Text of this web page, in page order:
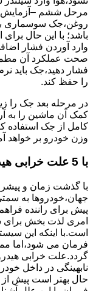
مرحل ششم –آزمایش
روغن،جک سوسماری
باشد؛ با این حال
وارد آوردن فشار
صحت عملکرد آن
فشار دهید،جک باید
را حفظ کند.
در مرحله بعد جک را
کمک آن ماشین را به
کامل از جک استفاده
وزن خودرو بر خواهد
با 5 علت خرابی هیدرولیک فرمان آشنا شوید
با گذشت زمان و
جهان،خودروها به
پیش برای راننده
امری لذت بخش برای
است.با اینکه این
فرمان می شود،اما
گردد.علت خرابی
نابهینگی در داخل
حال بهتر است پیش از